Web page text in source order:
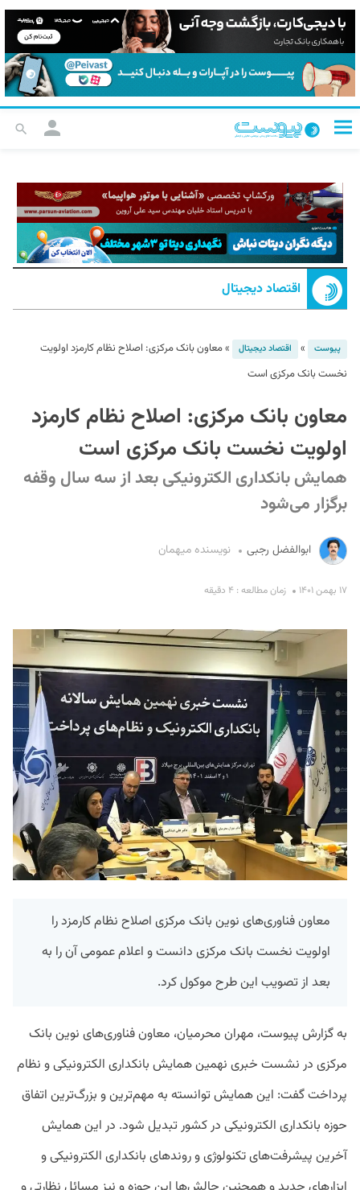
اقتصاد دیجیتال
پیوست » اقتصاد دیجیتال »معاون بانک مرکزی: اصلاح نظام کارمزد اولویت
نخست بانک مرکزی است
معاون بانک مرکزی: اصلاح نظام کارمزد
اولویت نخست بانک مرکزی است
همایش بانکداری الکترونیکی بعد از سه سال وقفه
برگزار می‌شود
ابوالفضل رجبی نویسنده میهمان
۱۷ بهمن ۱۴۰۱ زمان مطالعه : ۴ دقیقه
معاون فناوری‌های نوین بانک مرکزی اصلاح نظام کارمزد را
اولویت نخست بانک مرکزی دانست و اعلام عمومی آن را به
بعد از تصویب این طرح موکول کرد.
به گزارش پیوست، مهران محرمیان، معاون فناوری‌های نوین بانک
مرکزی در نشست خبری نهمین همایش بانکداری الکترونیکی و نظام
پرداخت گفت: این همایش توانسته به مهم‌ترین و بزرگ‌ترین اتفاق
حوزه بانکداری الکترونیکی در کشور تبدیل شود. در این همایش
آخرین پیشرفت‌های تکنولوژی و روندهای بانکداری الکترونیکی و